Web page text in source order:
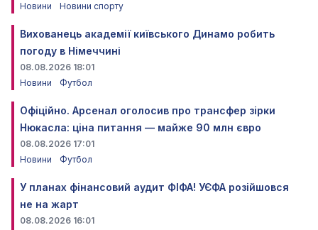
Новини
Новини спорту
Вихованець академії київського Динамо робить
погоду в Німеччині
08.08.2026 18:01
Новини
Футбол
Офіційно. Арсенал оголосив про трансфер зірки
Нюкасла: ціна питання — майже 90 млн євро
08.08.2026 17:01
Новини
Футбол
У планах фінансовий аудит ФІФА! УЄФА розійшовся
не на жарт
08.08.2026 16:01